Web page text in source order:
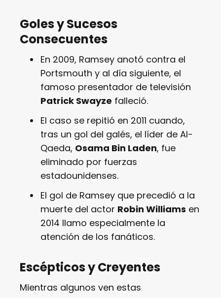
Goles y Sucesos
Consecuentes
En 2009, Ramsey anotó contra el
Portsmouth y al día siguiente, el
famoso presentador de televisión
Patrick Swayze falleció.
El caso se repitió en 2011 cuando,
tras un gol del galés, el líder de Al-
Qaeda, Osama Bin Laden, fue
eliminado por fuerzas
estadounidenses.
El gol de Ramsey que precedió a la
muerte del actor Robin Williams en
2014 llamo especialmente la
atención de los fanáticos.
Escépticos y Creyentes
Mientras algunos ven estas